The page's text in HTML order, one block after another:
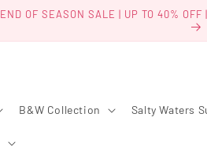
END OF SEASON SALE | UP TO 40%
B&W Collection Salty Waters